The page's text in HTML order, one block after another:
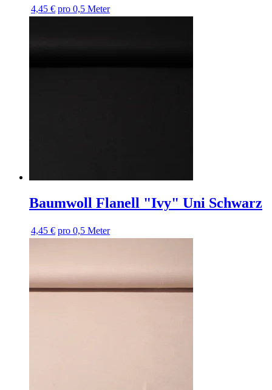
4,45 € pro 0,5 Meter
Baumwoll Flanell "Ivy" Uni Schwarz
4,45 € pro 0,5 Meter